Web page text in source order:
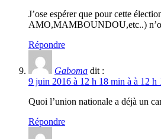
J’ose espérer que pour cette
AMO,MAMBOUNDOU,etc..)
Répondre
Gaboma dit :
9 juin 2016 à 12 h 18 min à à 12 h
Quoi l’union nationale a déjà un
Répondre